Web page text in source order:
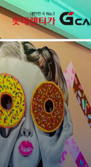
skip navigation